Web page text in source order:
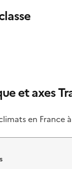
et axes
en